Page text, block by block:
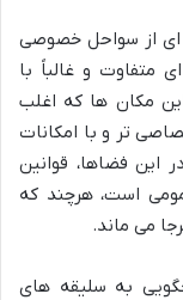
ای از سواحل خصوصی
و غالباً با
مکان ها که اغلب
تر و با امکانات
این فضاها، قوانین
است، هرچند که
می ماند.
به سلیقه های